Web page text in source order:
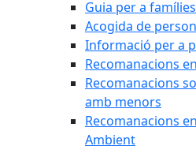
Guia per a
Acogida de
Informació per a
Recomanacions
Recomanacions
amb menors
Recomanacions
Ambient